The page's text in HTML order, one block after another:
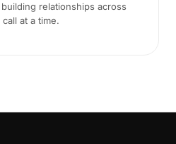
relationships across
at a time.